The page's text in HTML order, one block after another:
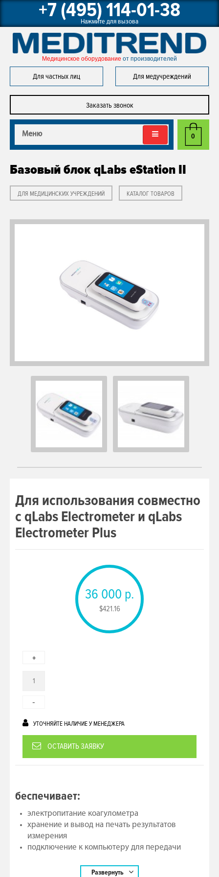
Медицинское оборудование от производителей
Для медучреждений
Для частных лиц
+7 (495) 114-01-38
Нажмите для вызова
Заказать звонок
Меню 0
Базовый блок qLabs eStation II
ДЛЯ МЕДИЦИНСКИХ УЧРЕЖДЕНИЙ КАТАЛОГ ТОВАРОВ
Для использования совместно
с qLabs Electrometer и qLabs
Electrometer Plus
36 000 р.
$421.16
+
-
УТОЧНЯЙТЕ НАЛИЧИЕ У МЕНЕДЖЕРА
ОСТАВИТЬ ЗАЯВКУ
Обеспечивает:
электропитание коагулометра
хранение и вывод на печать результатов
измерения
подключение к компьютеру для передачи
По сути, базовый блок qLabs eStation II превращает
Развернуть